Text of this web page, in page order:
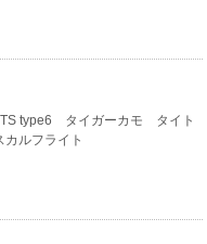
type6 タイガーカモ タイト
ルフライト